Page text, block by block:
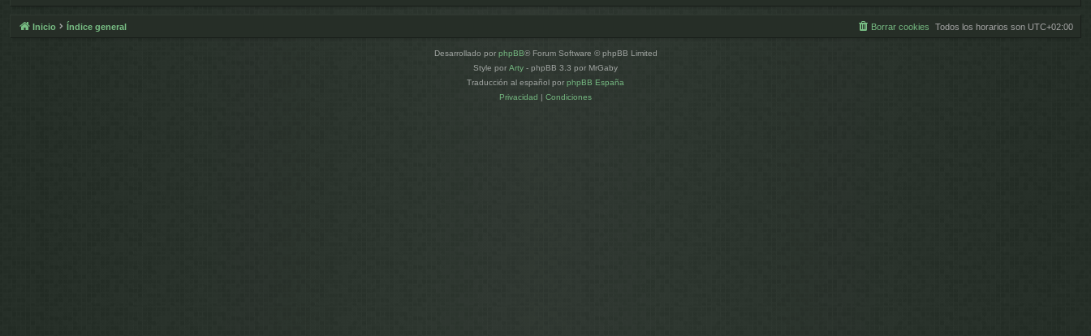
Inicio Índice general Todos los horarios son UTC+02:00
Borrar cookies
Desarrollado por phpBB® Forum Software © phpBB Limited
Style por Arty - phpBB 3.3 por MrGaby
Traducción al español por phpBB España
Privacidad | Condiciones